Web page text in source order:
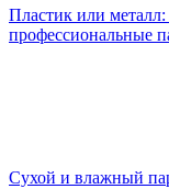
Пластик или
профессиональные
Сухой и влажный